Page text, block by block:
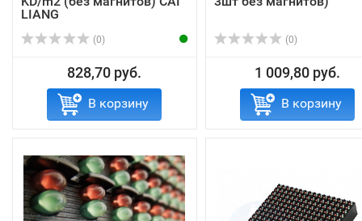
LIANG
(0)
828,70 руб.
В корзину
(0)
1 009,80 руб.
В корзину